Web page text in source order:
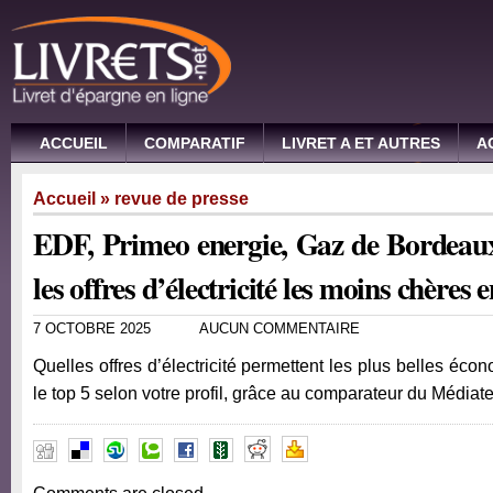
ACCUEIL COMPARATIF LIVRET A ET AUTRES
Accueil » revue de presse
EDF, Primeo energie, Gaz de
les offres d’électricité les moins chères
7 OCTOBRE 2025 AUCUN COMMENTAIRE
Quelles offres d’électricité permettent les plus belles
le top 5 selon votre profil, grâce au comparateur du